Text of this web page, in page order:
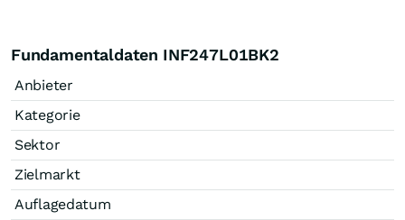
Fundamentaldaten INF247L01BK2
Anbieter
Kategorie
Sektor
Zielmarkt
Auflagedatum